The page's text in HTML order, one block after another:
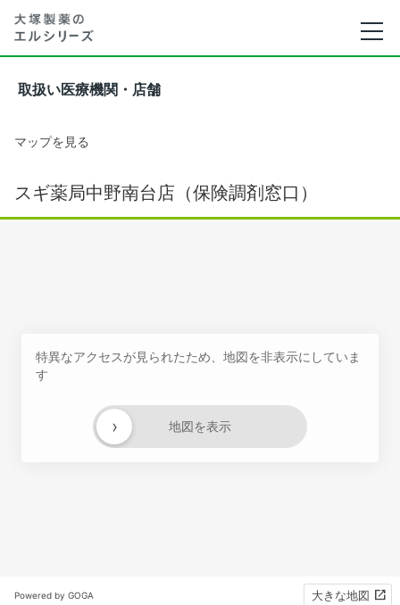
取扱い医療機関・店舗
マップを見る
スギ薬局中野南台店（保険調剤窓口）
特異なアクセスが見られたため、地図を非表示にしていま
す
地図を表示
›
Powered by GOGA 大きな地図